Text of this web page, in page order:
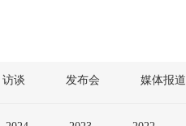
访谈 发布会 媒体报道